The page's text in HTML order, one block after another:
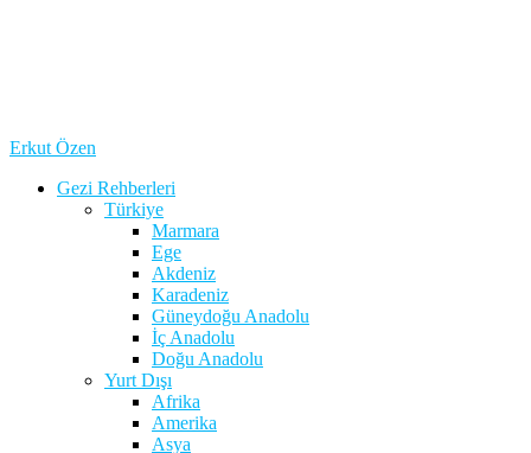
Erkut Özen
Gezi Rehberleri
Türkiye
Marmara
Ege
Akdeniz
Karadeniz
Güneydoğu Anadolu
İç Anadolu
Doğu Anadolu
Yurt Dışı
Afrika
Amerika
Asya